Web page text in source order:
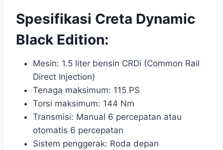
Spesifikasi Creta Dynamic
Black Edition:
Mesin: 1.5 liter bensin CRDi (Common Rail
Direct Injection)
Tenaga maksimum: 115 PS
Torsi maksimum: 144 Nm
Transmisi: Manual 6 percepatan atau
otomatis 6 percepatan
Sistem penggerak: Roda depan